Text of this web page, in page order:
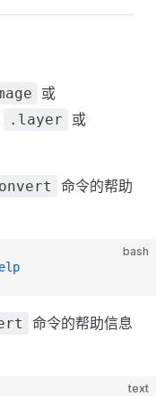
或
.layer 或
命令的帮助
bash
命令的帮助信息
text